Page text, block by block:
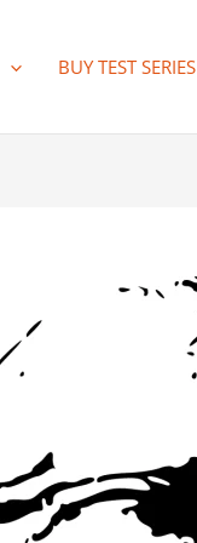
BUY TEST SERIES